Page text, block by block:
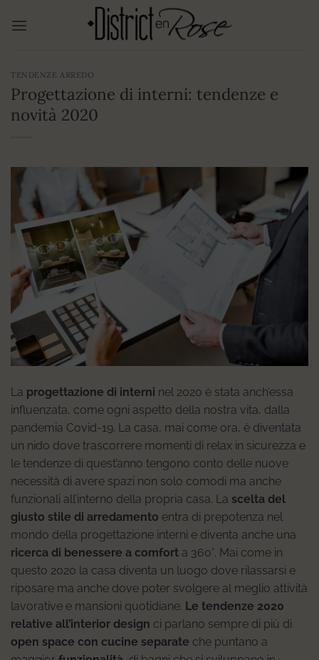
TENDENZE ARREDO
Progettazione di interni: tendenze e
novità 2020
La progettazione di interni nel 2020 è stata anch’essa
influenzata, come ogni aspetto della nostra vita, dalla
pandemia Covid-19. La casa, mai come ora, è diventata
un nido dove trascorrere momenti di relax in sicurezza e
le tendenze di quest’anno tengono conto delle nuove
necessità di avere spazi non solo comodi ma anche
funzionali all’interno della propria casa. La scelta del
giusto stile di arredamento entra di prepotenza nel
mondo della progettazione interni e diventa anche una
ricerca di benessere a comfort a 360°. Mai come in
questo 2020 la casa diventa un luogo dove rilassarsi e
riposare ma anche dove poter svolgere al meglio attività
lavorative e mansioni quotidiane. Le tendenze 2020
relative all’interior design ci parlano sempre di più di
open space con cucine separate che puntano a